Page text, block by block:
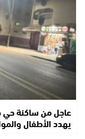
عاجل من ساكنة حي
يهدد الأطفال